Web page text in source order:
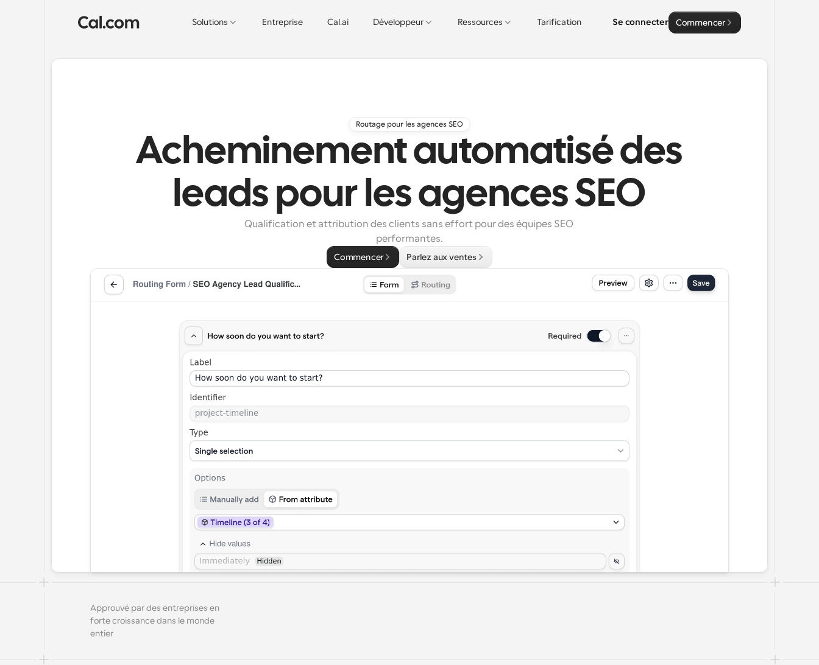
Solutions Entreprise Cal.ai Développeur Ressources Tarification Se connecter Commencer
Routage pour les agences SEO
Acheminement automatisé des
leads pour les agences SEO
Qualification et attribution des clients sans effort pour des équipes SEO
performantes.
Commencer Parlez aux ventes
Approuvé par des entreprises en
forte croissance dans le monde
entier